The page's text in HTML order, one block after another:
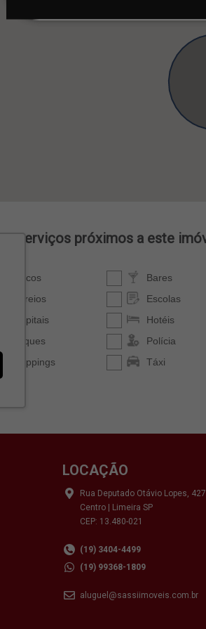
LOCAÇÃO
Rua Deputado Otávio Lopes, 427
Centro | Limeira SP
CEP: 13.480-021
(19) 3404-4499
(19) 99368-1809
aluguel@sassiimoveis.com.br